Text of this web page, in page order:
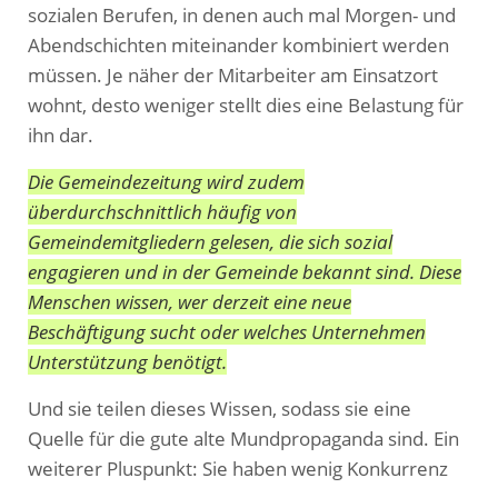
sozialen Berufen, in denen auch mal Morgen- und
Abendschichten miteinander kombiniert werden
müssen. Je näher der Mitarbeiter am Einsatzort
wohnt, desto weniger stellt dies eine Belastung für
ihn dar.
Die Gemeindezeitung wird zudem
überdurchschnittlich häufig von
Gemeindemitgliedern gelesen, die sich sozial
engagieren und in der Gemeinde bekannt sind. Diese
Menschen wissen, wer derzeit eine neue
Beschäftigung sucht oder welches Unternehmen
Unterstützung benötigt.
Und sie teilen dieses Wissen, sodass sie eine
Quelle für die gute alte Mundpropaganda sind. Ein
weiterer Pluspunkt: Sie haben wenig Konkurrenz